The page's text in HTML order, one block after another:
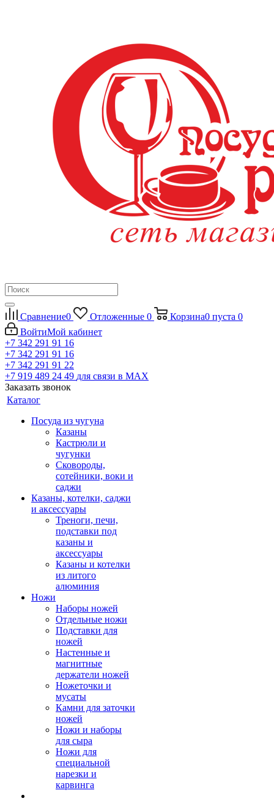
Сравнение0 Отложенные 0 Корзина0 пуста 0
ВойтиМой кабинет
+7 342 291 91 16
+7 342 291 91 16
+7 342 291 91 22
+7 919 489 24 49 для связи в МАХ
Заказать звонок
Каталог
Посуда из чугуна
Казаны
Кастрюли и
чугунки
Сковороды,
сотейники, воки и
саджи
Казаны, котелки, саджи
и аксессуары
Треноги, печи,
подставки под
казаны и
аксессуары
Казаны и котелки
из литого
алюминия
Ножи
Наборы ножей
Отдельные ножи
Подставки для
ножей
Настенные и
магнитные
держатели ножей
Ножеточки и
мусаты
Камни для заточки
ножей
Ножи и наборы
для сыра
Ножи для
специальной
нарезки и
карвинга